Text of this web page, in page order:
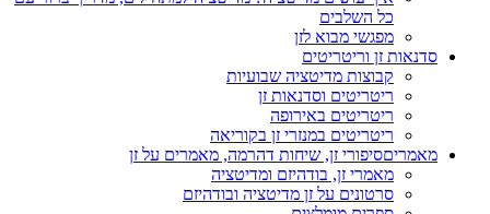
כל השלבים
מפגשי מבוא לזן
סדנאות זן וריטריטים
קבוצות מדיטציה שבועיות
ריטריטים וסדנאות זן
ריטריטים באירופה
ריטריטים במנזרי זן בקוריאה
מאמריםסיפורי זן, שיחות דהרמה, מאמרים על זן
מאמרי זן, בודהיזם ומדיטציה
סרטונים על זן מדיטציה ובודהיזם